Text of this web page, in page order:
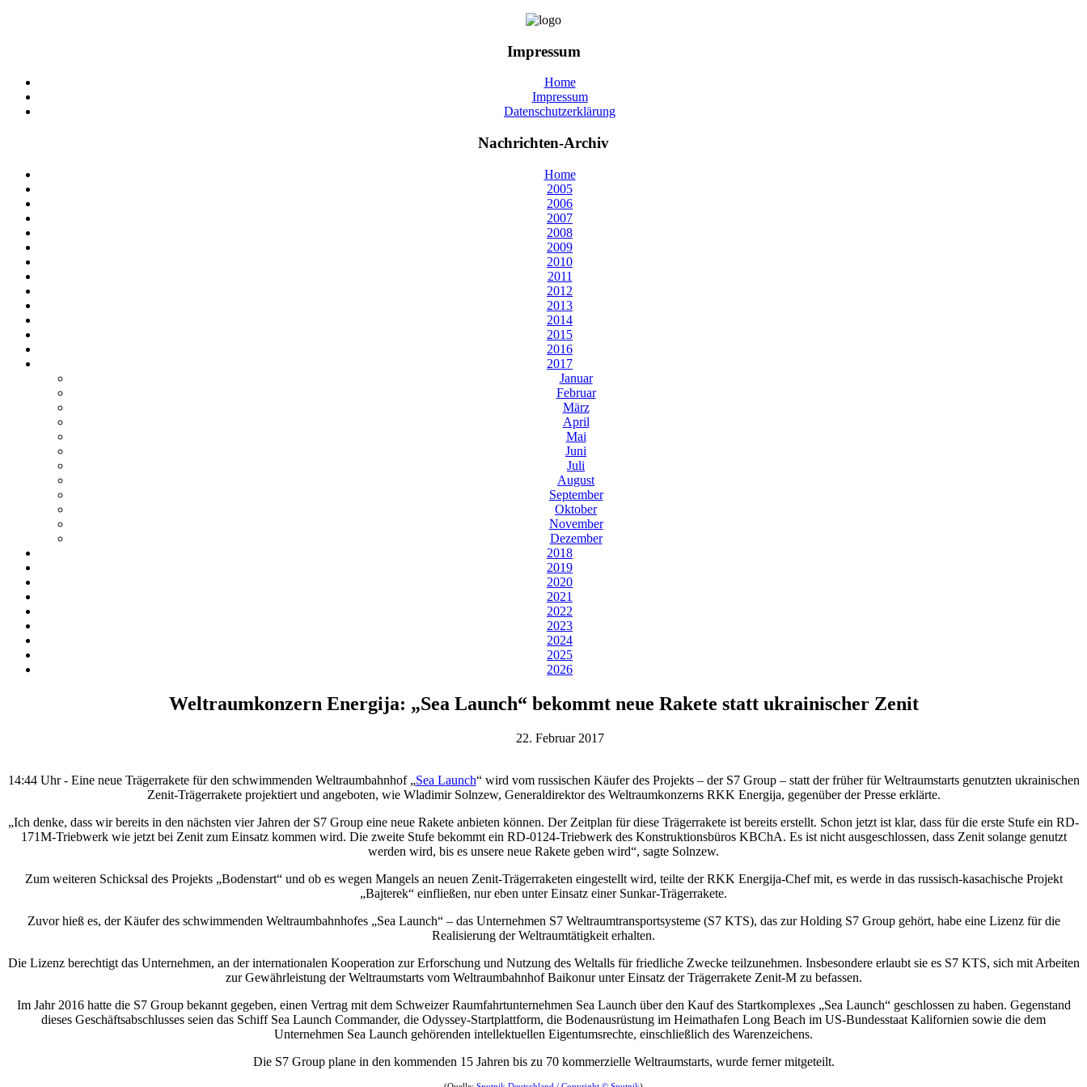
Impressum
Home
Impressum
Datenschutzerklärung
Nachrichten-Archiv
Home
2005
2006
2007
2008
2009
2010
2011
2012
2013
2014
2015
2016
2017
Januar
Februar
März
April
Mai
Juni
Juli
August
September
Oktober
November
Dezember
2018
2019
2020
2021
2022
2023
2024
2025
2026
Weltraumkonzern Energija: „Sea Launch“ bekommt neue Rakete statt ukrainischer Zenit
22. Februar 2017
14:44 Uhr - Eine neue Trägerrakete für den schwimmenden Weltraumbahnhof „Sea Launch“ wird vom russischen Käufer des Projekts – der S7 Group – statt der früher für Weltraumstarts genutzten ukrainischen
Zenit-Trägerrakete projektiert und angeboten, wie Wladimir Solnzew, Generaldirektor des Weltraumkonzerns RKK Energija, gegenüber der Presse erklärte.
„Ich denke, dass wir bereits in den nächsten vier Jahren der S7 Group eine neue Rakete anbieten können. Der Zeitplan für diese Trägerrakete ist bereits erstellt. Schon jetzt ist klar, dass für die erste Stufe ein RD-
171M-Triebwerk wie jetzt bei Zenit zum Einsatz kommen wird. Die zweite Stufe bekommt ein RD-0124-Triebwerk des Konstruktionsbüros KBChA. Es ist nicht ausgeschlossen, dass Zenit solange genutzt
werden wird, bis es unsere neue Rakete geben wird“, sagte Solnzew.
Zum weiteren Schicksal des Projekts „Bodenstart“ und ob es wegen Mangels an neuen Zenit-Trägerraketen eingestellt wird, teilte der RKK Energija-Chef mit, es werde in das russisch-kasachische Projekt
„Bajterek“ einfließen, nur eben unter Einsatz einer Sunkar-Trägerrakete.
Zuvor hieß es, der Käufer des schwimmenden Weltraumbahnhofes „Sea Launch“ – das Unternehmen S7 Weltraumtransportsysteme (S7 KTS), das zur Holding S7 Group gehört, habe eine Lizenz für die
Realisierung der Weltraumtätigkeit erhalten.
Die Lizenz berechtigt das Unternehmen, an der internationalen Kooperation zur Erforschung und Nutzung des Weltalls für friedliche Zwecke teilzunehmen. Insbesondere erlaubt sie es S7 KTS, sich mit Arbeiten
zur Gewährleistung der Weltraumstarts vom Weltraumbahnhof Baikonur unter Einsatz der Trägerrakete Zenit-M zu befassen.
Im Jahr 2016 hatte die S7 Group bekannt gegeben, einen Vertrag mit dem Schweizer Raumfahrtunternehmen Sea Launch über den Kauf des Startkomplexes „Sea Launch“ geschlossen zu haben. Gegenstand
dieses Geschäftsabschlusses seien das Schiff Sea Launch Commander, die Odyssey-Startplattform, die Bodenausrüstung im Heimathafen Long Beach im US-Bundesstaat Kalifornien sowie die dem
Unternehmen Sea Launch gehörenden intellektuellen Eigentumsrechte, einschließlich des Warenzeichens.
Die S7 Group plane in den kommenden 15 Jahren bis zu 70 kommerzielle Weltraumstarts, wurde ferner mitgeteilt.